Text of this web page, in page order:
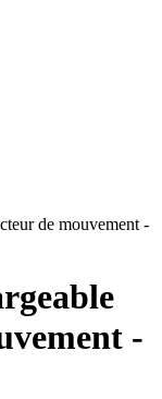
de mouvement -
-